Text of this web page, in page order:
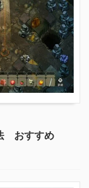
おすすめ